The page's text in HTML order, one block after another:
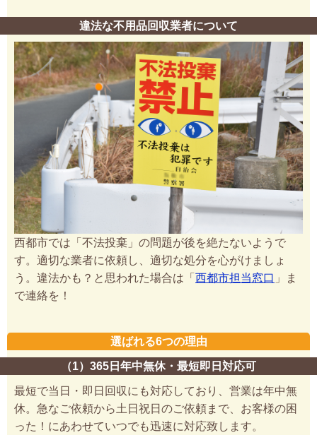
違法な不用品回収業者について
西都市では「不法投棄」の問題が後を絶たないようで
す。適切な業者に依頼し、適切な処分を心がけましょ
う。違法かも？と思われた場合は「 西都市担当窓口 」ま
で連絡を！
選ばれる6つの理由
（1）365日年中無休・最短即日対応可
最短で当日・即日回収にも対応しており、営業は年中無
休。急なご依頼から土日祝日のご依頼まで、お客様の困
った！にあわせていつでも迅速に対応致します。